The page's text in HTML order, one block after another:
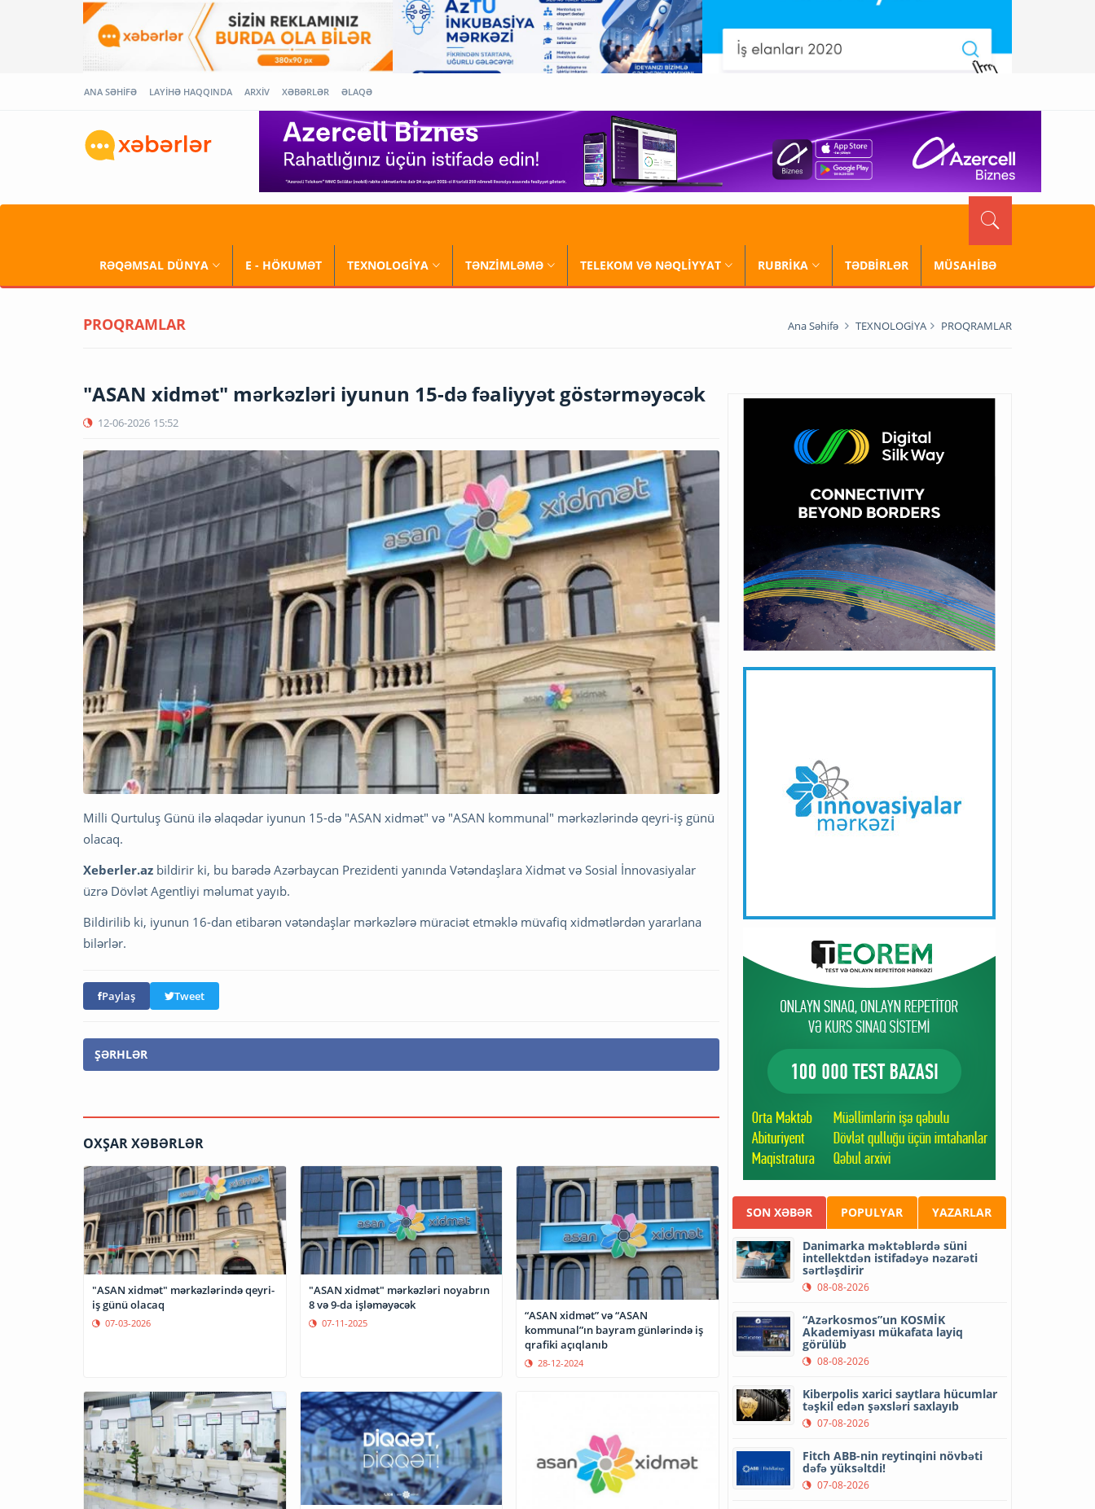
ANA SƏHİFƏ LAYİHƏ HAQQINDA ARXİV XƏBƏRLƏR ƏLAQƏ
RƏQƏMSAL DÜNYA E - HÖKUMƏT TEXNOLOGİYA TƏNZİMLƏMƏ TELEKOM VƏ NƏQLİYYAT RUBRİKA TƏDBİRLƏR MÜSAHİBƏ
PROQRAMLAR Ana Səhifə TEXNOLOGİYA PROQRAMLAR
"ASAN xidmət" mərkəzləri iyunun 15-də fəaliyyət göstərməyəcək
12-06-2026 15:52
Milli Qurtuluş Günü ilə əlaqədar iyunun 15-də "ASAN xidmət" və "ASAN kommunal" mərkəzlərində qeyri-iş günü
olacaq.
Xeberler.az bildirir ki, bu barədə Azərbaycan Prezidenti yanında Vətəndaşlara Xidmət və Sosial İnnovasiyalar
üzrə Dövlət Agentliyi məlumat yayıb.
Bildirilib ki, iyunun 16-dan etibarən vətəndaşlar mərkəzlərə müraciət etməklə müvafiq xidmətlərdən yararlana
bilərlər.
Paylaş Tweet
ŞƏRHLƏR
OXŞAR XƏBƏRLƏR
"ASAN xidmət" mərkəzlərində qeyri-
iş günü olacaq
07-03-2026
"ASAN xidmət" mərkəzləri noyabrın
8 və 9-da işləməyəcək
07-11-2025
“ASAN xidmət” və “ASAN
kommunal”ın bayram günlərində iş
qrafiki açıqlanıb
28-12-2024
SON XƏBƏR POPULYAR YAZARLAR
Danimarka məktəblərdə süni
intellektdən istifadəyə nəzarəti
sərtləşdirir
08-08-2026
“Azərkosmos”un KOSMİK
Akademiyası mükafata layiq
görülüb
08-08-2026
Kiberpolis xarici saytlara hücumlar
təşkil edən şəxsləri saxlayıb
07-08-2026
Fitch ABB-nin reytinqini növbəti
dəfə yüksəltdi!
07-08-2026